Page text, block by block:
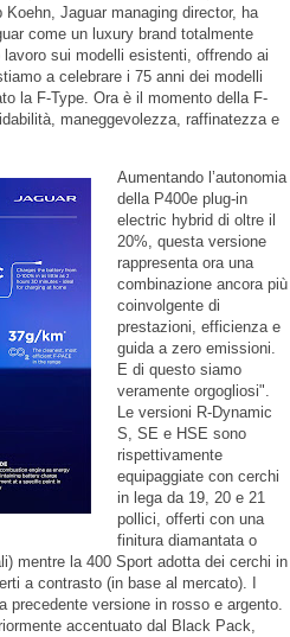
Jaguar managing director, ha
come un luxury brand totalmente
sui modelli esistenti, offrendo ai
a celebrare i 75 anni dei modelli
la F-Type. Ora è il momento della F-
maneggevolezza, raffinatezza e
Aumentando l’autonomia
della P400e plug-in
electric hybrid di oltre il
20%, questa versione
rappresenta ora una
combinazione ancora più
coinvolgente di
prestazioni, efficienza e
guida a zero emissioni.
E di questo siamo
veramente orgogliosi".
Le versioni R-Dynamic
S, SE e HSE sono
rispettivamente
equipaggiate con cerchi
in lega da 19, 20 e 21
pollici, offerti con una
finitura diamantata o
mentre la 400 Sport adotta dei cerchi in
a contrasto (in base al mercato). I
precedente versione in rosso e argento.
accentuato dal Black Pack,